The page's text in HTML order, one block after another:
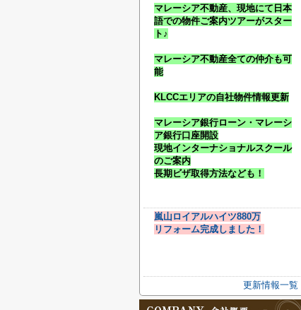
マレーシア不動産、現地にて日本
語での物件ご案内ツアーがスター
ト♪
マレーシア不動産全ての仲介も可
能
KLCCエリアの自社物件情報更新
マレーシア銀行ローン・マレーシ
ア銀行口座開設
現地インターナショナルスクール
のご案内
長期ビザ取得方法なども！
嵐山ロイアルハイツ880万
リフォーム完成しました！
更新情報一覧